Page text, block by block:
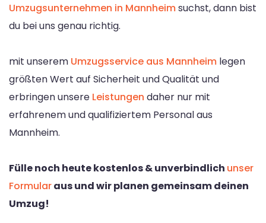
Umzugsunternehmen in Mannheimsuchst, dann bist
du bei uns genau richtig.
mit unserem Umzugsservice aus Mannheim legen
größten Wert auf Sicherheit und Qualität und
erbringen unsere Leistungen daher nur mit
erfahrenem und qualifiziertem Personal aus
Mannheim.
Fülle noch heute kostenlos & unverbindlich unser
Formularaus und wir planen gemeinsam deinen
Umzug!